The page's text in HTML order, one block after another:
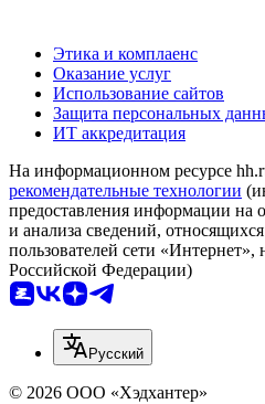
Этика и комплаенс
Оказание услуг
Использование сайтов
Защита персональных
ИТ аккредитация
На информационном ресурсе
рекомендательные технологии
предоставления информации на
и анализа сведений,
пользователей сети
Российской Федерации)
Русский
© 2026 ООО «Хэдхантер»